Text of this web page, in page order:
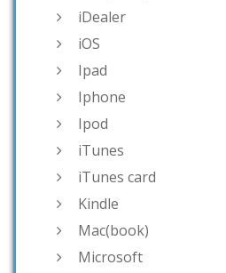
iDealer
iOS
Ipad
Iphone
Ipod
iTunes
iTunes card
Kindle
Mac(book)
Microsoft